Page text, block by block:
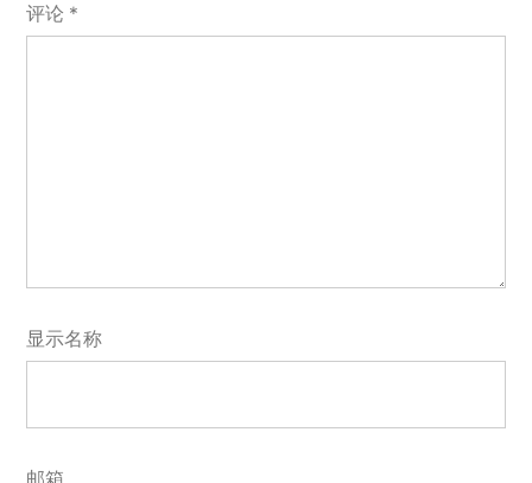
评论 *
显示名称
邮箱